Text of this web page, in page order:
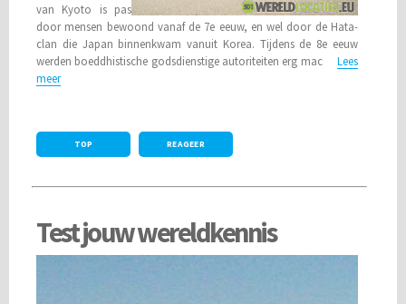
van Kyoto is pas
door mensen bewoond vanaf de 7e eeuw, en wel door de Hata-
clan die Japan binnenkwam vanuit Korea. Tijdens de 8e eeuw
werden boeddhistische godsdienstige autoriteiten erg macLees
meer
TOP REAGEER
Test jouw wereldkennis